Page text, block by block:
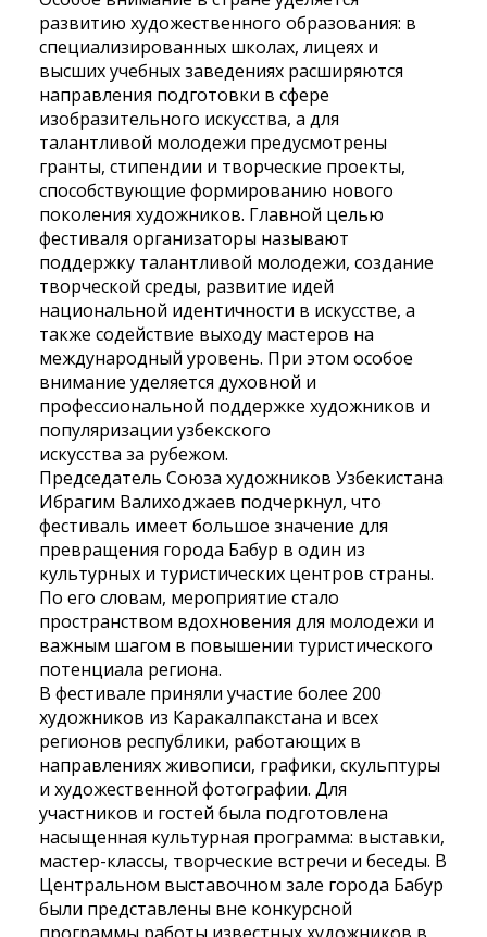
развитию художественного образования: в
специализированных школах, лицеях и
высших учебных заведениях расширяются
направления подготовки в сфере
изобразительного искусства, а для
талантливой молодежи предусмотрены
гранты, стипендии и творческие проекты,
способствующие формированию нового
поколения художников. Главной целью
фестиваля организаторы называют
поддержку талантливой молодежи, создание
творческой среды, развитие идей
национальной идентичности в искусстве, а
также содействие выходу мастеров на
международный уровень. При этом особое
внимание уделяется духовной и
профессиональной поддержке художников и
популяризации узбекского
искусства за рубежом.
Председатель Союза художников Узбекистана
Ибрагим Валиходжаев подчеркнул, что
фестиваль имеет большое значение для
превращения города Бабур в один из
культурных и туристических центров страны.
По его словам, мероприятие стало
пространством вдохновения для молодежи и
важным шагом в повышении туристического
потенциала региона.
В фестивале приняли участие более 200
художников из Каракалпакстана и всех
регионов республики, работающих в
направлениях живописи, графики, скульптуры
и художественной фотографии. Для
участников и гостей была подготовлена
насыщенная культурная программа: выставки,
мастер-классы, творческие встречи и беседы. В
Центральном выставочном зале города Бабур
были представлены вне конкурсной